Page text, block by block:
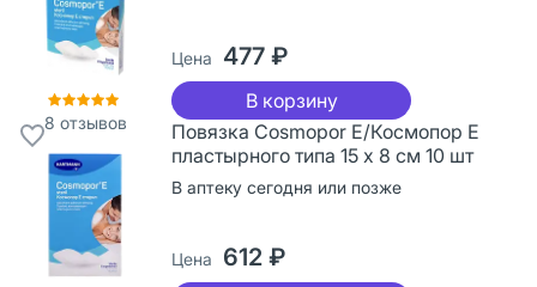
8 отзывов
Цена 477 ₽
В корзину
Повязка Cosmopor Е/Космопор Е
пластырного типа 15 х 8 см 10 шт
В аптеку сегодня или позже
Цена 612 ₽